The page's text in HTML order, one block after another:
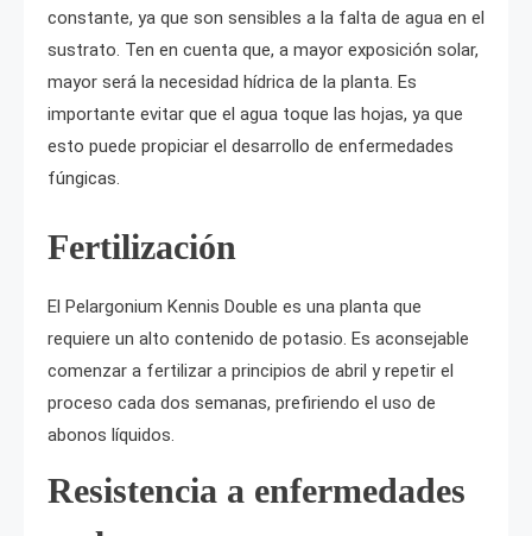
constante, ya que son sensibles a la falta de agua en el
sustrato. Ten en cuenta que, a mayor exposición solar,
mayor será la necesidad hídrica de la planta. Es
importante evitar que el agua toque las hojas, ya que
esto puede propiciar el desarrollo de enfermedades
fúngicas.
Fertilización
El Pelargonium Kennis Double es una planta que
requiere un alto contenido de potasio. Es aconsejable
comenzar a fertilizar a principios de abril y repetir el
proceso cada dos semanas, prefiriendo el uso de
abonos líquidos.
Resistencia a enfermedades